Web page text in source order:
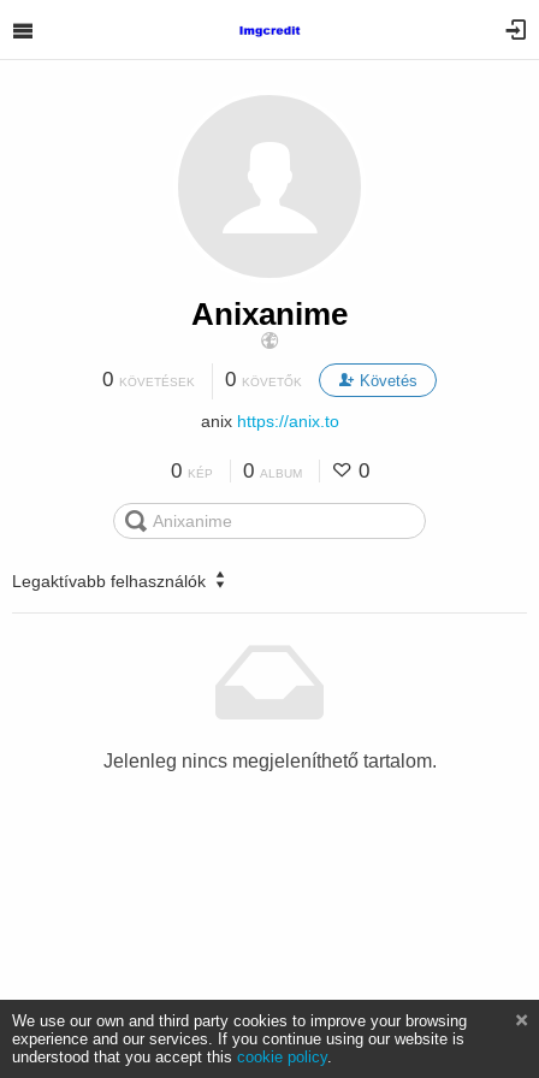
Anixanime
0 KÖVETÉSEK 0 KÖVETŐK Követés
anix https://anix.to
0 KÉP 0 ALBUM 0
Legaktívabb felhasználók
Jelenleg nincs megjeleníthető tartalom.
We use our own and third party cookies to improve your browsing
experience and our services. If you continue using our website is
understood that you accept this cookie policy.